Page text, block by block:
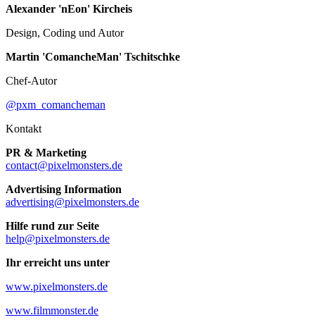
Alexander 'nEon' Kircheis
Design, Coding und Autor
Martin 'ComancheMan' Tschitschke
Chef-Autor
@pxm_comancheman
Kontakt
PR & Marketing
contact@pixelmonsters.de
Advertising Information
advertising@pixelmonsters.de
Hilfe rund zur Seite
help@pixelmonsters.de
Ihr erreicht uns unter
www.pixelmonsters.de
www.filmmonster.de